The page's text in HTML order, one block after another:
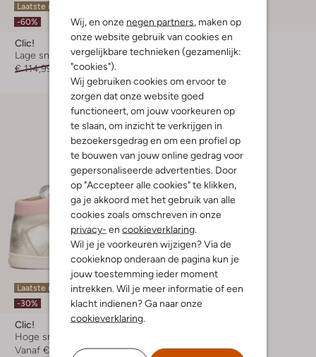
Wij, en onze negen partners, maken op
onze website gebruik van cookies en
vergelijkbare technieken (gezamenlijk:
"cookies").
Wij gebruiken cookies om ervoor te
zorgen dat onze website goed
functioneert, om jouw voorkeuren op
te slaan, om inzicht te verkrijgen in
bezoekersgedrag en om een profiel op
te bouwen van jouw online gedrag voor
gepersonaliseerde advertenties. Door
op "Accepteer alle cookies" te klikken,
ga je akkoord met het gebruik van alle
cookies zoals omschreven in onze
privacy- en cookieverklaring.
Wil je je voorkeuren wijzigen? Via de
cookieknop onderaan de pagina kun je
jouw toestemming ieder moment
intrekken. Wil je meer informatie of een
klacht indienen? Ga naar onze
cookieverklaring.
Laatste item
-60%
Clic!
Lage sneakers
€ 114,99
€ 45,99
-40%
Clic!
Hoge sneakers
Laatste items
-30%
Clic!
Hoge sneakers
Vanaf € 79,99